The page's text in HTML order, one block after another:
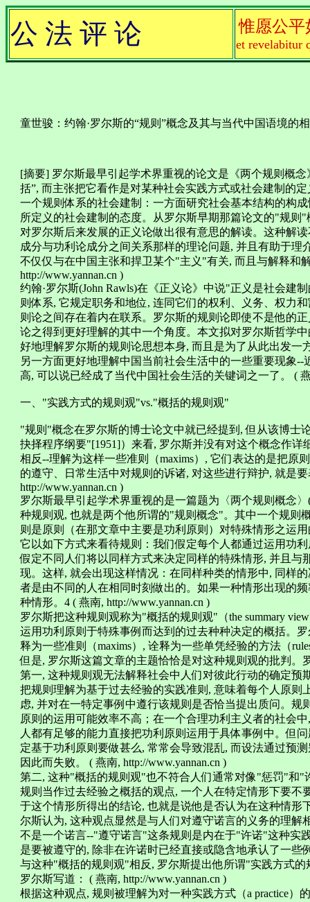
公 法 评 论 惟愿公平
et revelabitur
童世骏：约翰·罗尔斯的“规则”概念及其与当代中国语境的
[摘要] 罗尔斯最早引起学术界重视的论文是《两个规则概
括”, 而主张把它看作是对某种社会实践方式或社会建制的
一个规则体系的社会建制：一方面研究社会基本结构的构
所定义的社会建制的态度。从罗尔斯早期那篇论文的"规则
对罗尔斯后来发展的正义论做出很有意思的解读。这种解
成分与功利论成分之间关系那样的理论问题, 并且有助于
不仅仅与在中国主张和捍卫某个"主义"有关, 而且与解释和
http://www.yannan.cn )
约翰·罗尔斯(John Rawls)在《正义论》中说"正义是社会建
则体系, 它规定职务和地位, 连同它们的权利、义务、权力
则论之间存在着内在联系。罗尔斯的规则论即使不是他的
论之得到更好理解的其中一个角度。本文拟对罗尔斯哲学
好地理解罗尔斯的规则论思想本身, 而且是为了从此出发一
另一方面更好地理解中国当前社会生活中的一些重要现象
高, 可以说已经成了当代中国社会生活的关键词之一了。 ( 燕
一、"实践方式的规则观"vs."概括的规则观"
"规则"概念在罗尔斯的博士论文中就已经提到, 但从该博士
抉择程序纲要"[1951]）来看, 罗尔斯并没有对这个概念作
相反--理解为这样一些准则（maxims）, 它们表达的是把原
的遵守、日常生活中对规则的诉诸, 对这些进行辩护, 就是
http://www.yannan.cn )
罗尔斯最早引起学术界重视的是一篇题为〈两个规则概念
种规则观, 也就是两个他所谓的"规则概念"。其中一个规则
则是原则（在那文章中主要是功利原则）对特殊情形之运用
它以如下方式来看待规则：我们假定每个人都通过运用功
假定不同人们将以同样方式来决定同样的特殊情形, 并且与
现。这样, 就会出现这样情况：在同样种类的情形中, 同样
者是由不同的人在相同时刻做出的。如果一种情形出现的
种情形。4 ( 燕南, http://www.yannan.cn )
罗尔斯把这种规则观称为"概括的规则观"（the summary
运用功利原则于特殊事例而达到的过去种种决定的概括。
释为一些准则（maxims）, 诠释为一些单凭经验的方法（
但是, 罗尔斯这篇文章的主题恰恰是对这种规则观的批判。
第一, 这种规则观无法解释社会中人们对彼此行动的确定预
把规则理解为基于过去经验的实践准则, 意味着每个人原则
虑, 并对在一特定事例中遵行该规则是否恰当提出质问。
原则的运用可能效率不高；在一个合理功利主义者的社会
人都有足够的能力直接把功利原则运用于具体事例中。但
定基于功利原则要做甚么, 常常会导致混乱, 而设法通过预
因此而失败。 ( 燕南, http://www.yannan.cn )
第二, 这种"概括的规则观"也不符合人们通常对像"惩罚"和
规则当作过去经验之概括的观点, 一个人在特定情形下要不
于这个情形所得出的结论, 也就是说他是否认为在这种情形
尔斯认为, 这种观点显然是与人们对遵守诺言的义务的理解
不是一个诺言--"遵守诺言"这条规则是内在于"许诺"这种实
是要被遵守的, 除非在许诺时已经直接或隐含地承认了一些
与这种"概括的规则观"相反, 罗尔斯提出他所谓"实践方式的
罗尔斯写道： ( 燕南, http://www.yannan.cn )
根据这种观点, 规则被理解为对一种实践方式（a practice